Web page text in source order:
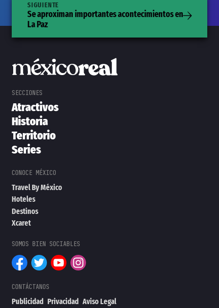
SIGUIENTE
Se aproximan importantes acontecimientos en
La Paz
Atractivos
Historia
Territorio
Series
Travel By México
Hoteles
Destinos
Xcaret
Publicidad Privacidad Aviso Legal